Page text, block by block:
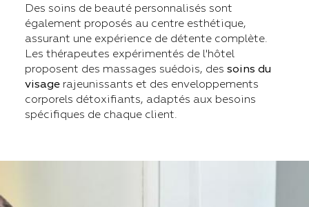
Des soins de beauté personnalisés sont
également proposés au centre esthétique,
assurant une expérience de détente complète.
Les thérapeutes expérimentés de l'hôtel
proposent des massages suédois, des soins du
visage rajeunissants et des enveloppements
corporels détoxifiants, adaptés aux besoins
spécifiques de chaque client.